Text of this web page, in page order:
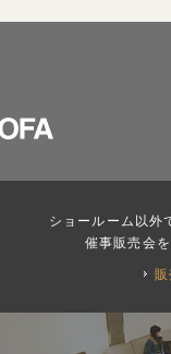
ショールーム以外
催事販売会